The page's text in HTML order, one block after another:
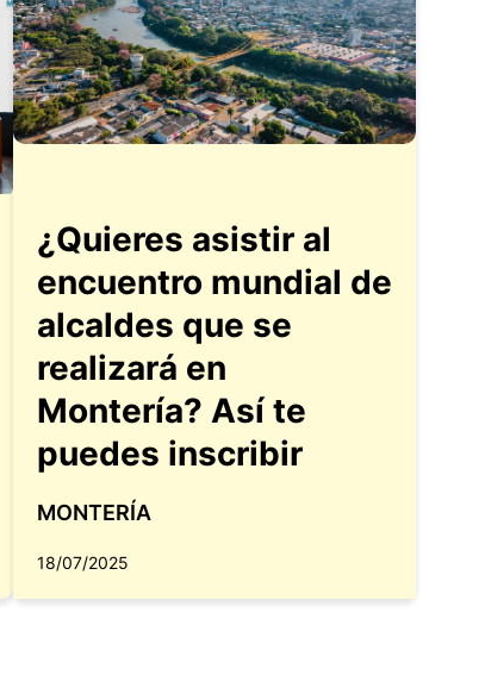
¿Quieres asistir al
encuentro mundial de
alcaldes que se
realizará en
Montería? Así te
puedes inscribir
MONTERÍA
18/07/2025